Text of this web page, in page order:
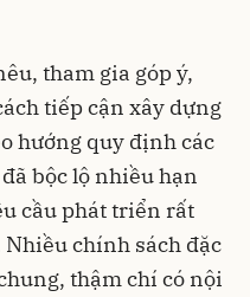
tham gia góp ý,
tiếp cận xây dựng
hướng quy định các
bộc lộ nhiều hạn
cầu phát triển rất
chính sách đặc
thậm chí có nội